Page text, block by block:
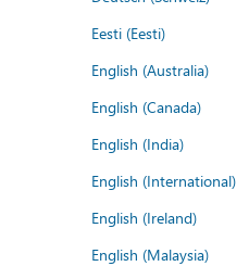
Eesti (Eesti)
English (Australia)
English (Canada)
English (India)
English (International)
English (Ireland)
English (Malaysia)